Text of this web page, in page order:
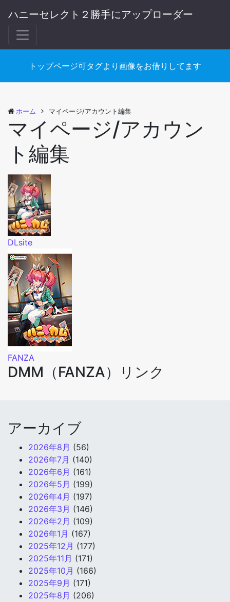
ハニーセレクト２勝手にアップローダー
トップページ可タグより画像をお借りしてます
ホーム マイページ/アカウント編集
マイページ/アカウン
ト編集
DLsite
FANZA
DMM（FANZA）リンク
アーカイブ
2026年8月 (56)
2026年7月 (140)
2026年6月 (161)
2026年5月 (199)
2026年4月 (197)
2026年3月 (146)
2026年2月 (109)
2026年1月 (167)
2025年12月 (177)
2025年11月 (171)
2025年10月 (166)
2025年9月 (171)
2025年8月 (206)